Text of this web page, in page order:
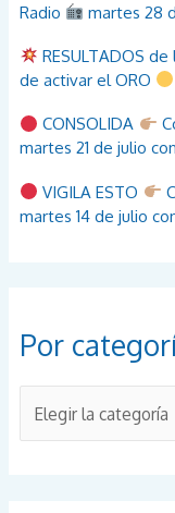
Radio
martes 28
RESULTADOS de
de activar el ORO
CONSOLIDA
martes 21 de julio
VIGILA ESTO
martes 14 de julio
Por